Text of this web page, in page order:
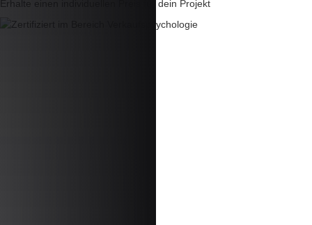
Erhalte einen individuellen Preis für dein Projekt